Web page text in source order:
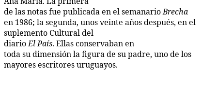
de las notas fue publicada en el semanarioBrecha
en 1986; la segunda, unos veinte años después, en el
suplemento Cultural del
diarioEl País. Ellas conservaban en
toda su dimensión la figura de su padre, uno de los
mayores escritores uruguayos.